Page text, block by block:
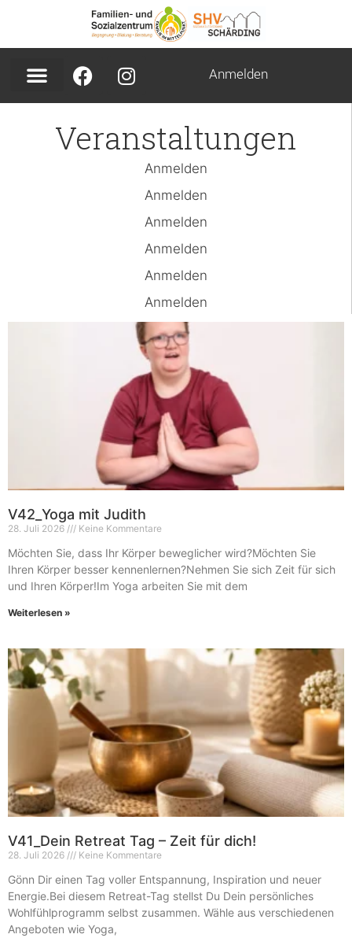
Anmelden
Veranstaltungen
Anmelden
Anmelden
Anmelden
Anmelden
Anmelden
Anmelden
V42_Yoga mit Judith
28. Juli 2026 Keine Kommentare
Möchten Sie, dass Ihr Körper beweglicher wird?Möchten Sie
Ihren Körper besser kennenlernen?Nehmen Sie sich Zeit für sich
und Ihren Körper!Im Yoga arbeiten Sie mit dem
Weiterlesen »
V41_Dein Retreat Tag – Zeit für dich!
28. Juli 2026 Keine Kommentare
Gönn Dir einen Tag voller Entspannung, Inspiration und neuer
Energie.Bei diesem Retreat-Tag stellst Du Dein persönliches
Wohlfühlprogramm selbst zusammen. Wähle aus verschiedenen
Angeboten wie Yoga,